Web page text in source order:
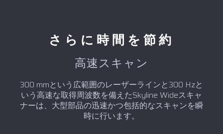
さらに時間を節約
高速スキャン
300 mmという広範囲のレーザーラインと300 Hzと
いう高速な取得周波数を備えたSkyline Wideスキャ
ナーは、大型部品の迅速かつ包括的なスキャンを瞬
時に行います。